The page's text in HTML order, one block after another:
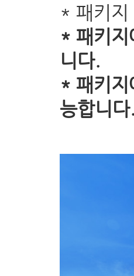
* 패키지
* 패키지
니다.
* 패키지
능합니다.